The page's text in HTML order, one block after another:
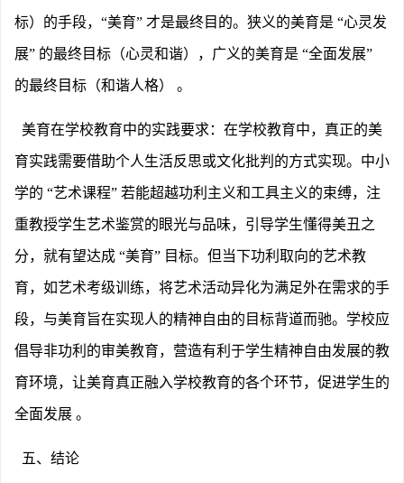
标）的手段，“美育” 才是最终目的。狭义的美育是 “心灵发
展” 的最终目标（心灵和谐），广义的美育是 “全面发展”
的最终目标（和谐人格） 。
美育在学校教育中的实践要求：在学校教育中，真正的美
育实践需要借助个人生活反思或文化批判的方式实现。中小
学的 “艺术课程” 若能超越功利主义和工具主义的束缚，注
重教授学生艺术鉴赏的眼光与品味，引导学生懂得美丑之
分，就有望达成 “美育” 目标。但当下功利取向的艺术教
育，如艺术考级训练，将艺术活动异化为满足外在需求的手
段，与美育旨在实现人的精神自由的目标背道而驰。学校应
倡导非功利的审美教育，营造有利于学生精神自由发展的教
育环境，让美育真正融入学校教育的各个环节，促进学生的
全面发展 。
五、结论